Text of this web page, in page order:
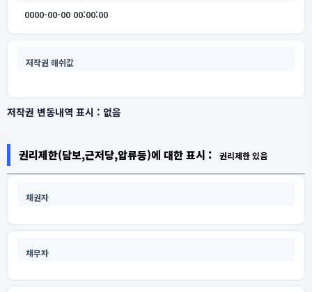
0000-00-00 00:00:00
저작권 해쉬값
저작권 변동내역 표시 : 없음
권리제한(담보,근저당,압류등)에 대한 표시 : 권리제한 있음
채권자
채무자